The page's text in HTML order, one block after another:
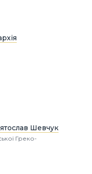
Шевчук
Греко-